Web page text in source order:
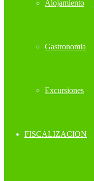
Alojamiento
Gastronomia
Excursiones
FISCALIZACION